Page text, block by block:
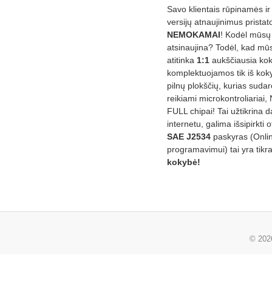
Savo klientais rūpinamės
versijų atnaujinimus
NEMOKAMAI! Kodėl
atsinaujina? Todėl, kad
atitinka 1:1 aukščiausia
komplektuojamos tik iš
pilnų plokščių, kurias
reikiami microkontroliariai,
FULL chipai! Tai užtikrina
internetu, galima išsipirkti
SAE J2534 paskyras
programavimui) tai yra
kokybė!
©